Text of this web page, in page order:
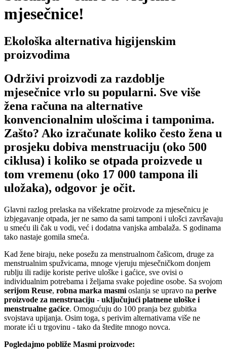
mjesečnice!
Ekološka alternativa higijenskim
proizvodima
Održivi proizvodi za razdoblje
mjesečnice vrlo su popularni. Sve više
žena računa na alternative
konvencionalnim ulošcima i tamponima.
Zašto? Ako izračunate koliko često žena u
prosjeku dobiva menstruaciju (oko 500
ciklusa) i koliko se otpada proizvede u
tom vremenu (oko 17 000 tampona ili
uložaka), odgovor je očit.
Glavni razlog prelaska na višekratne proizvode za mjesečnicu je
izbjegavanje otpada, jer ne samo da sami tamponi i ulošci završavaju
u smeću ili čak u vodi, već i dodatna vanjska ambalaža. S godinama
tako nastaje gomila smeća.
Kad žene biraju, neke posežu za menstrualnom čašicom, druge za
menstrualnim spužvicama, mnoge vjeruju mjesečničkom donjem
rublju ili radije koriste perive uloške i gaćice, sve ovisi o
individualnim potrebama i željama svake pojedine osobe. Sa svojom
serijom Reuse, robna marka masmi oslanja se upravo na perive
proizvode za menstruaciju - uključujući platnene uloške i
menstrualne gaćice. Omogućuju do 100 pranja bez gubitka
svojstava upijanja. Osim toga, s perivim alternativama više ne
morate ići u trgovinu - tako da štedite mnogo novca.
Pogledajmo pobliže Masmi proizvode: